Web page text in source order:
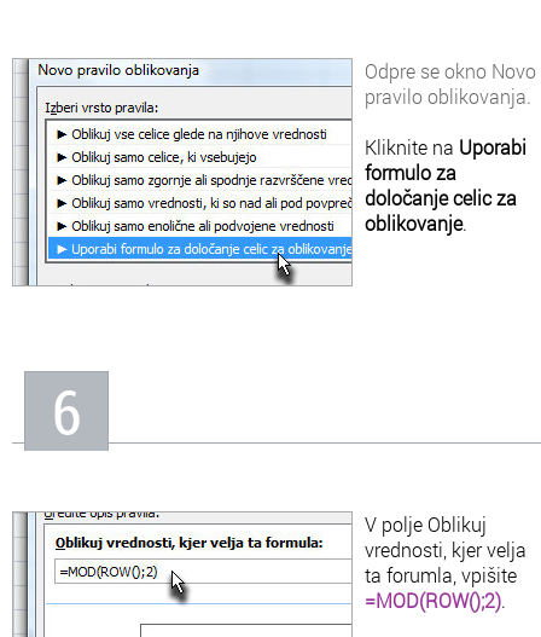
Odpre se okno Novo
pravilo oblikovanja.
Kliknite na Uporabi
formulo za
določanje celic za
oblikovanje.
6
V polje Oblikuj
vrednosti, kjer velja
ta forumla, vpišite
=MOD(ROW();2).